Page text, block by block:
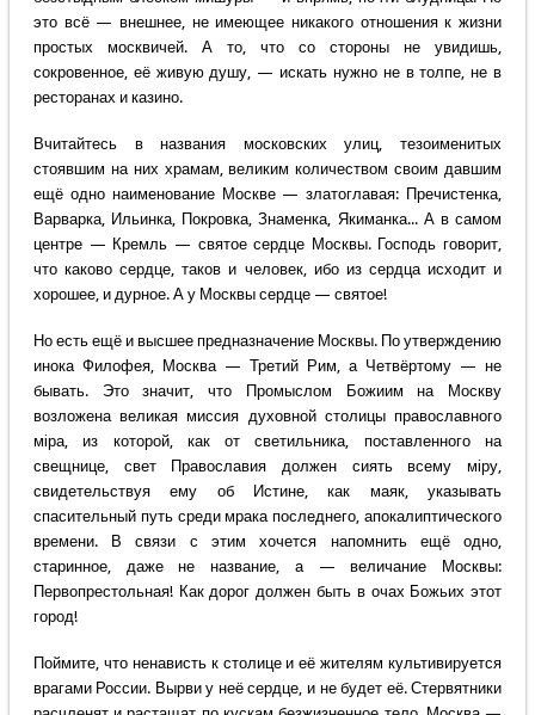
это всё — внешнее, не имеющее никакого отношения к жизни
простых москвичей. А то, что со стороны не увидишь,
сокровенное, её живую душу, — искать нужно не в толпе, не в
ресторанах и казино.
Вчитайтесь в названия московских улиц, тезоименитых
стоявшим на них храмам, великим количеством своим давшим
ещё одно наименование Москве — златоглавая: Пречистенка,
Варварка, Ильинка, Покровка, Знаменка, Якиманка... А в самом
центре — Кремль — святое сердце Москвы. Господь говорит,
что каково сердце, таков и человек, ибо из сердца исходит и
хорошее, и дурное. А у Москвы сердце — святое!
Но есть ещё и высшее предназначение Москвы. По утверждению
инока Филофея, Москва — Третий Рим, а Четвёртому — не
бывать. Это значит, что Промыслом Божиим на Москву
возложена великая миссия духовной столицы православного
мiра, из которой, как от светильника, поставленного на
свещнице, свет Православия должен сиять всему мiру,
свидетельствуя ему об Истине, как маяк, указывать
спасительный путь среди мрака последнего, апокалиптического
времени. В связи с этим хочется напомнить ещё одно,
старинное, даже не название, а — величание Москвы:
Первопрестольная! Как дорог должен быть в очах Божьих этот
город!
Поймите, что ненависть к столице и её жителям культивируется
врагами России. Вырви у неё сердце, и не будет её. Стервятники